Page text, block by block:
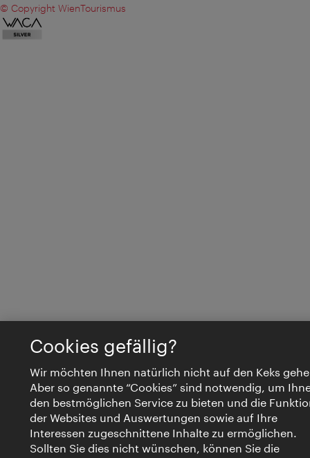
© Copyright WienTourismus
Cookies gefällig?
Wir möchten Ihnen natürlich nicht auf den Keks
Aber so genannte “Cookies” sind notwendig, um
den bestmöglichen Service zu bieten und die
der Websites und Auswertungen sowie auf Ihre
Interessen zugeschnittene Inhalte zu ermöglichen.
Sollten Sie dies nicht wünschen, können Sie die